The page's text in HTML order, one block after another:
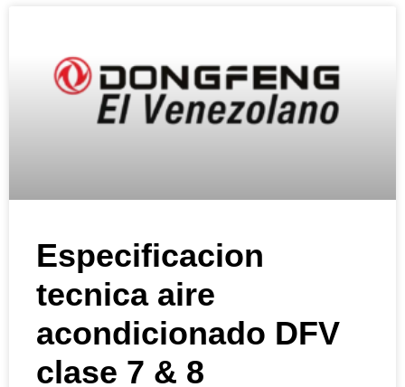
Especificacion
tecnica aire
acondicionado DFV
clase 7 & 8